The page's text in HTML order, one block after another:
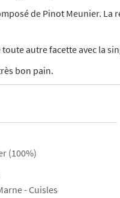
de Pinot Meunier.
autre facette avec la
bon pain.
(100%)
Cuisles